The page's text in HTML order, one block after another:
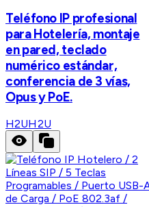
Teléfono IP profesional
para Hotelería, montaje
en pared, teclado
numérico estándar,
conferencia de 3 vías,
Opus y PoE.
H2UH2U